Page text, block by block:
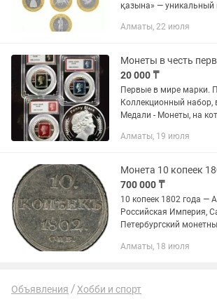
қазына» — уникальный
коллекционеров!
выпуска:...
Алматы, 22 июля
20 000 ₸
Первые в мире марки. Памятный
Коллекционный набор,
Медали - Монеты, на
мире «Чёрный пенни»,
Алматы, 19 июля
700 000 ₸
10 копеек 1802 года —
Российская Империя,
Петербургский монетный
монета эпохи
Алматы, 18 июля
Объявления Хобби и спорт